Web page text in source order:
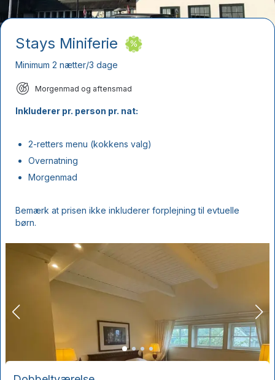
Stays Miniferie
Minimum 2 nætter/3 dage
Morgenmad og aftensmad
Inkluderer pr. person pr. nat:
2-retters menu (kokkens valg)
Overnatning
Morgenmad
Bemærk at prisen ikke inkluderer forplejning til evtuelle
børn.